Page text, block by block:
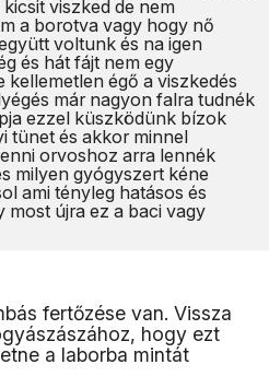
viszked de nem
a borotva vagy hogy nő
voltunk és na igen
és hát fájt nem egy
kellemetlen égő a viszkedés
már nagyon falra tudnék
ezzel küszködünk bízok
tünet és akkor minnel
orvoshoz arra lennék
milyen gyógyszert kéne
ami tényleg hatásos és
most újra ez a baci vagy
fertőzése van. Vissza
hogy ezt
a laborba mintát